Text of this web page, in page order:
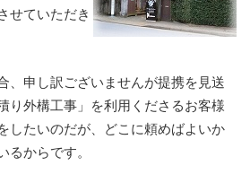
せていただき
、申し訳ございませんが提携を見送
り外構工事」を利用くださるお客様
したいのだが、どこに頼めばよいか
るからです。